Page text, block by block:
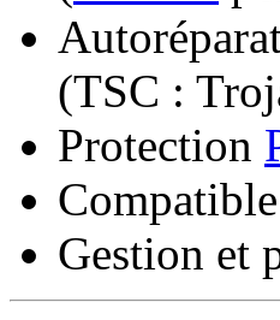
(TSC :
Protection
Compatible
Gestion et